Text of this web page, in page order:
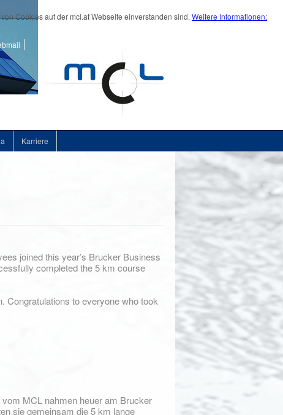
Cookies auf der mcl.at Webseite einverstanden sind. Weitere Informationen:
Karriere
joined this year’s Brucker Business
completed the 5 km course
Congratulations to everyone who took
MCL nahmen heuer am Brucker
sie gemeinsam die 5 km lange